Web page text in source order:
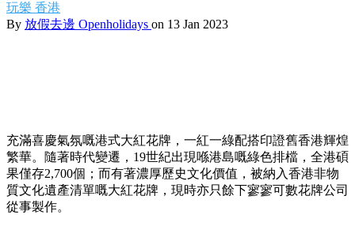
玩樂 香港
By 放假去邊 Openholidays on 13 Jan 2023
充滿喜慶氣氛嘅港式大紅花牌，一紅一綠配搭印證舊香港輝煌
繁華。隨著時代變遷，19世紀出現喺港島嘅綠色排檔，全港碩
果僅存2,700個；而有著濃厚歷史文化價值，被納入香港非物
質文化遺產清單嘅大紅花牌，現時亦只餘下寥寥可數花牌公司
從事製作。